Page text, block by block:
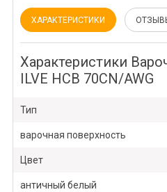
ХАРАКТЕРИСТИКИ
Характеристики
ILVE HCB 70CN/AWG
Тип
варочная поверхность
Цвет
античный белый